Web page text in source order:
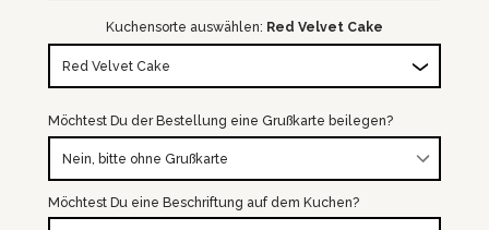
Kuchensorte auswählen: Red Velvet Cake
Möchtest Du der Bestellung eine Grußkarte beilegen?
Möchtest Du eine Beschriftung auf dem Kuchen?